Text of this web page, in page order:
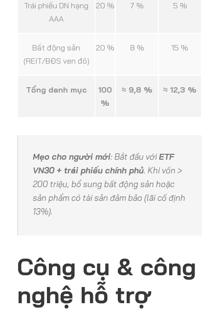
Trái phiếu DN hạng
AAA
20 % 7 % 5 %
Bất động sản
(REIT/BĐS ven đô)
20 % 8 % 15 %
Tổng danh mục
100
%
≈ 9,8 % ≈ 12,3 %
Mẹo cho người mới: Bắt đầu vớiETF
VN30 + trái phiếu chính phủ. Khi vốn >
200 triệu, bổ sung bất động sản hoặc
sản phẩm có tài sản đảm bảo (lãi cố định
13%).
Công cụ & công
nghệ hỗ trợ